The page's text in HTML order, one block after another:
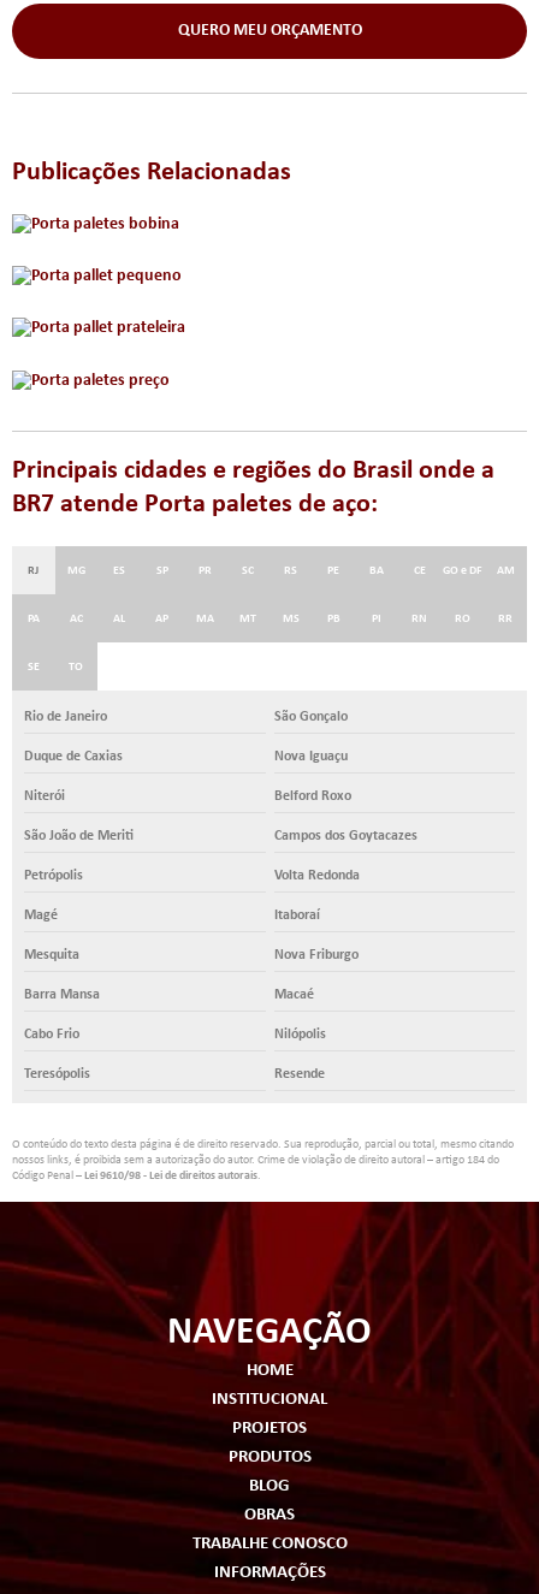
QUERO MEU ORÇAMENTO
Publicações Relacionadas
Principais cidades e regiões do Brasil onde a
BR7 atende Porta paletes de aço:
RJ MG ES SP PR SC RS PE BA CE GO e DF AM
PA AC AL AP MA MT MS PB PI RN RO RR
SE TO
Rio de Janeiro São Gonçalo
Duque de Caxias Nova Iguaçu
Niterói Belford Roxo
São João de Meriti Campos dos Goytacazes
Petrópolis Volta Redonda
Magé Itaboraí
Mesquita Nova Friburgo
Barra Mansa Macaé
Cabo Frio Nilópolis
Teresópolis Resende
O conteúdo do texto desta página é de direito reservado. Sua reprodução, parcial ou total, mesmo citando
nossos links, é proibida sem a autorização do autor. Crime de violação de direito autoral – artigo 184 do
Código Penal –Lei 9610/98 - Lei de direitos autorais.
NAVEGAÇÃO
HOME
INSTITUCIONAL
PROJETOS
PRODUTOS
BLOG
OBRAS
TRABALHE CONOSCO
INFORMAÇÕES